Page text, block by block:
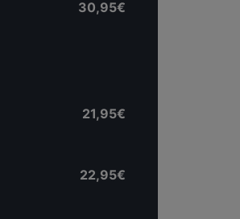
30,95€
21,95€
22,95€